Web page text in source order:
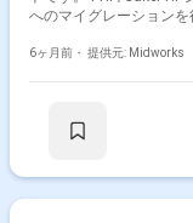
へのマイグレーションを行います。 バックエンド・
す。 AWSクラウド環境での開発・デプロイ・運用を実施します。 【作業
ワークを用いたフロントエンド開発 ・AWS環境
6ヶ月前・ 提供元: Midworks